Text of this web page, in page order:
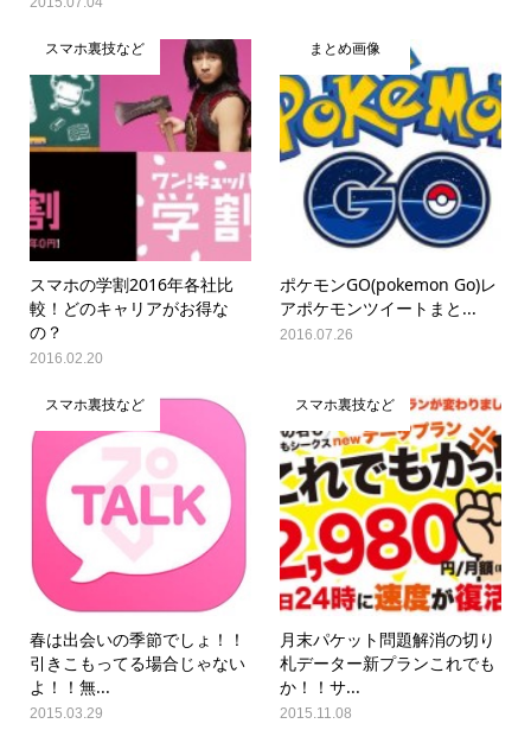
スマホ裏技など
スマホの学割2016年各社比
較！どのキャリアがお得な
の？
2016.02.20
まとめ画像
ポケモンGO(pokemon Go)レ
アポケモンツイートまと...
2016.07.26
スマホ裏技など
春は出会いの季節でしょ！！
引きこもってる場合じゃない
よ！！無...
2015.03.29
スマホ裏技など
月末パケット問題解消の切り
札データー新プランこれでも
か！！サ...
2015.11.08